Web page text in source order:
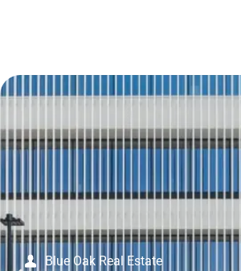
Blue Oak Real Estate